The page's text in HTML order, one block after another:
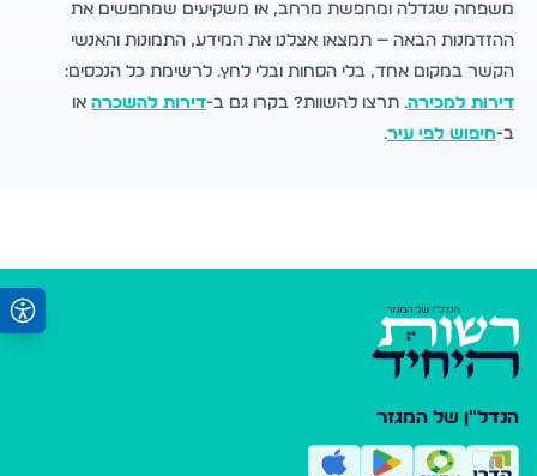
משפחה שגדלה ומחפשת מרחב, או משקיעים שמחפשים את
ההזדמנות הבאה — תמצאו אצלנו את המידע, התמונות והאנשי
הקשר במקום אחד, בלי הסחות ובלי לחץ. לרשימת כל הנכסים:
דירות למכירה. תרצו להשוות? בקרו גם ב-דירות להשכרה או
ב-חיפוש לפי עיר.
הנדל"ן של המגזר